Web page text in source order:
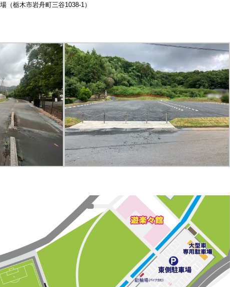
（栃木市岩舟町三谷1038-1）